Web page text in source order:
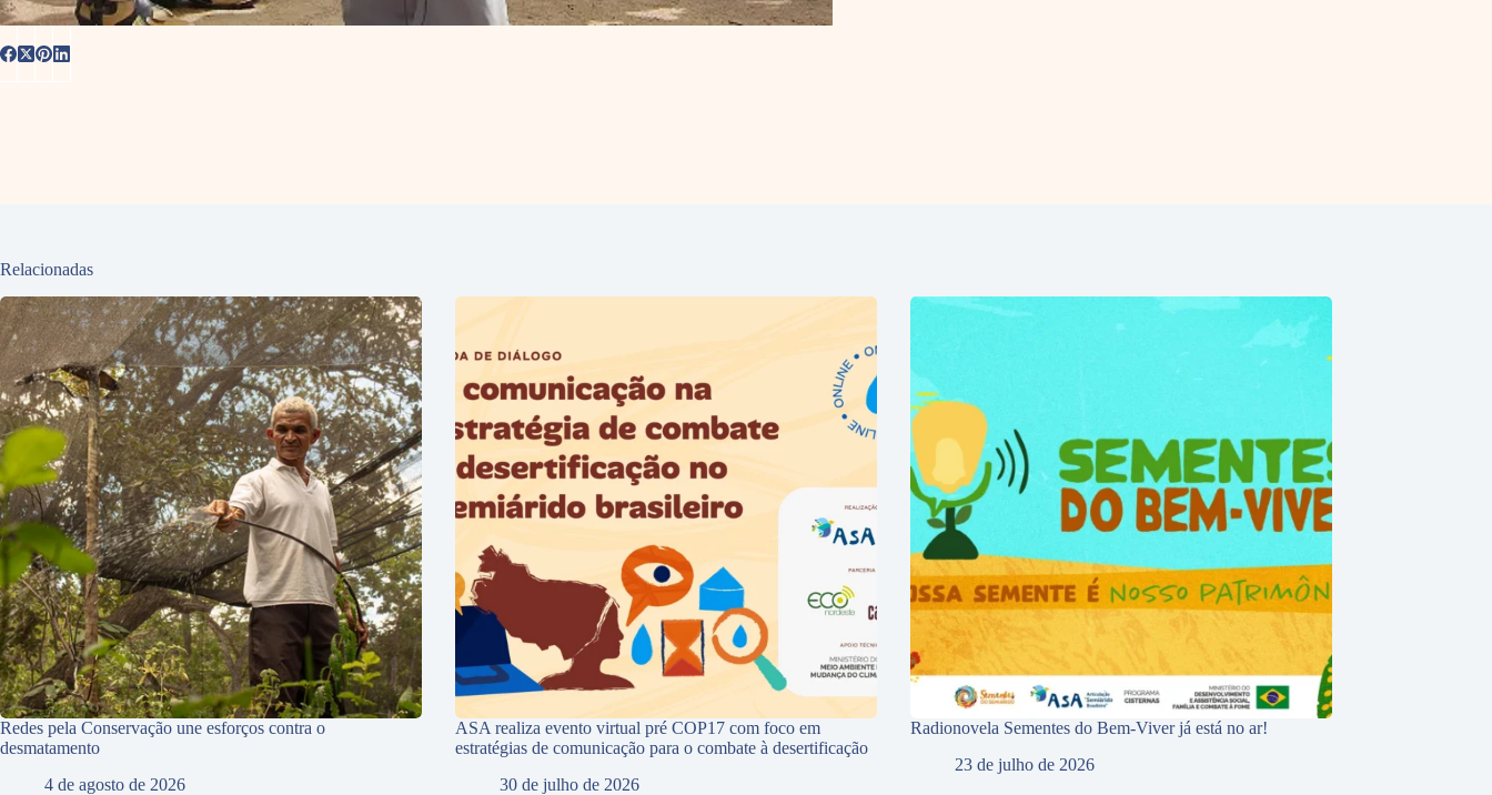
Relacionadas
Redes pela Conservação une esforços contra o
desmatamento
4 de agosto de 2026
ASA realiza evento virtual pré COP17 com foco em
estratégias de comunicação para o combate à desertificação
30 de julho de 2026
Radionovela Sementes do Bem-Viver já está no ar!
23 de julho de 2026